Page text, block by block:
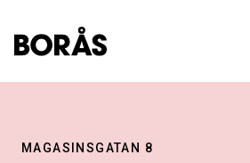
MAGASINSGATAN 8